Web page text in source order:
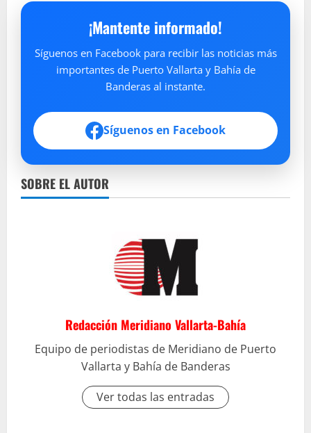
¡Mantente informado!
Síguenos en Facebook para recibir las noticias más
importantes de Puerto Vallarta y Bahía de
Banderas al instante.
Síguenos en Facebook
SOBRE EL AUTOR
Redacción Meridiano Vallarta-Bahía
Equipo de periodistas de Meridiano de Puerto
Vallarta y Bahía de Banderas
Ver todas las entradas